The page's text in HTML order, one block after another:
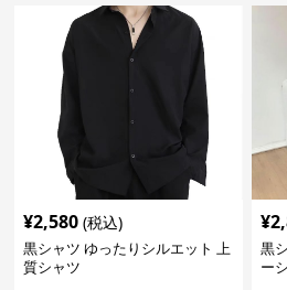
¥2,580 (税込)
黒シャツ ゆったりシルエット 上
質シャツ
¥
黒
ー